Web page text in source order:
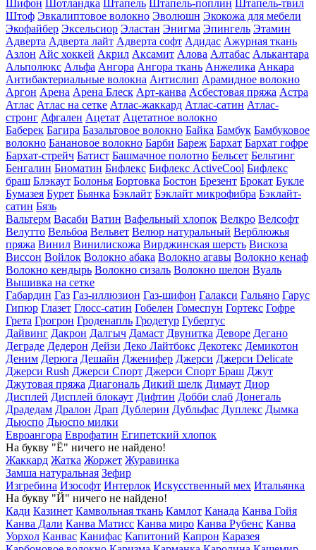
Шифон Шотландка Штапель Штапель-поплин Штапель-твил
Штоф Эвкалиптовое волокно Эволюшн Экокожа для мебели
Экофайбер Эксельсиор Эластан Энигма Эпингель Этамин
Адверта Адверта лайт Адверта софт Адидас Ажурная ткань
Азлон Айс хоккей Акрил Аксамит Алова Алтабас Алькантара
Альполюкс Альфа Ангора Ангора ткань Анжелика Анкара
Антибактериальные волокна Антислип Арамидное волокно
Аргон Арена Арена Блеск Арт-канва Асбестовая пряжа Астра
Атлас Атлас на сетке Атлас-жаккард Атлас-сатин Атлас-
стронг Афгален Ацетат Ацетатное волокно
Баберек Багира Базальтовое волокно Байка Бамбук Бамбуковое
волокно Банановое волокно Барби Бареж Бархат Бархат гофре
Бархат-стрейч Батист Башмачное полотно Бельсет Бельтинг
Бенгалин Биоматин Бифлекс Бифлекс ActiveCool Бифлекс
браш Блэкаут Болонья Бортовка Бостон Брезент Брокат Букле
Бумазея Бурет Бьянка Бэклайт Бэклайт микрофибра Бэклайт-
сатин Бязь
Вальтерм Васаби Ватин Вафельный хлопок Велкро Велсофт
Велутто Вельбоа Вельвет Велюр натуральный Верблюжья
пряжа Винил Винилискожа Вирджинская шерсть Вискоза
Виссон Войлок Волокно абака Волокно агавы Волокно кенаф
Волокно кендырь Волокно сизаль Волокно шелон Вуаль
Вышивка на сетке
Габардин Газ Газ-иллюзион Газ-шифон Галакси Гальяно Гарус
Гипюр Глазет Глосс-сатин Гобелен Гомеспун Гортекс Гофре
Грета Грогрон Гроденапль Гродетур Губертус
Дайвинг Дакрон Далгыч Дамаст Двунитка Деворе Дегано
Деграде Дедерон Дейзи Деко Лайтбокс Декотекс Демикотон
Деним Дерюга Дешайн Дженифер Джерси Джерси Delicate
Джерси Rush Джерси Спорт Джерси Спорт Браш Джут
Джутовая пряжа Диагональ Дикий шелк Димаут Диор
Дисплей Дисплей блокаут Дифтин Добби слаб Донегаль
Драдедам Дралон Драп Дублерин Дубльфас Дуплекс Дымка
Дьюспо Дьюспо милки
Евроангора Еврофатин Египетский хлопок
На букву "Ё" ничего не найдено!
Жаккард Жатка Жоржет Журавинка
Замша натуральная Зефир
Изгребина Изософт Интерлок Искусственный мех Итальянка
На букву "Й" ничего не найдено!
Кади Казинет Камвольная ткань Камлот Канада Канва Гойя
Канва Дали Канва Матисс Канва миро Канва Рубенс Канва
Уорхол Канвас Канифас Капитоний Капрон Каразея